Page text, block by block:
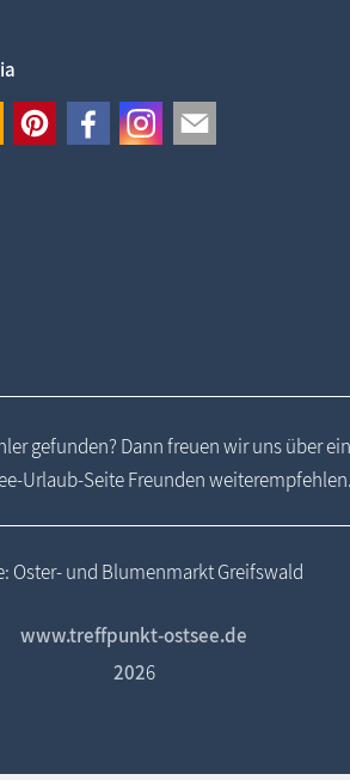
gefunden? Dann freuen wir uns über
Urlaub-Seite Freunden
Oster- und Blumenmarkt Greifswald
www.treffpunkt-ostsee.de
2026